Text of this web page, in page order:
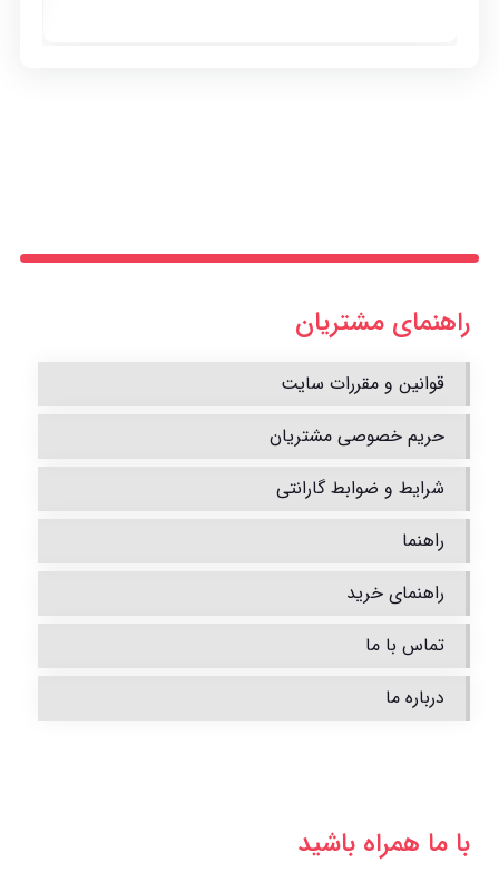
راهنمای مشتریان
قوانین و مقررات سایت
حریم خصوصی مشتریان
شرایط و ضوابط گارانتی
راهنما
راهنمای خرید
تماس با ما
درباره ما
با ما همراه باشید